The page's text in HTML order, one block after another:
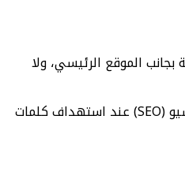
الموقع الرئيسي، ولا
كما تُفيد الدومينات الفرعية في تحسين تجربة المستخدم من خلال تسهيل الوصول إلى أقسام مختلفة بواجهة مخصصة، وتساعد في بعض الأحيان في تحسين السيو (SEO) عند استهداف كلمات